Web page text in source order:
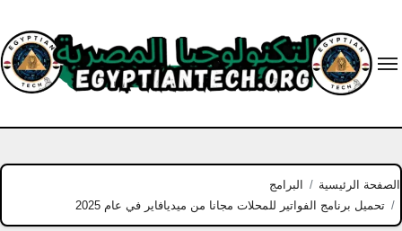
content
الصفحة الرئيسية
البرامج
تحميل برنامج الفواتير للمحلات مجانا​ من ميديافاير في عام 2025